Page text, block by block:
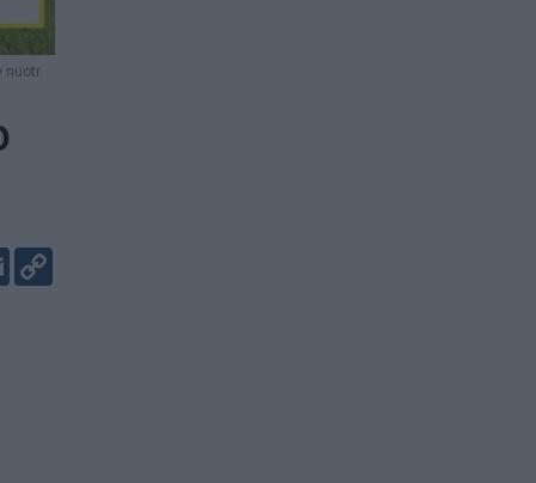
nuotr.
Email